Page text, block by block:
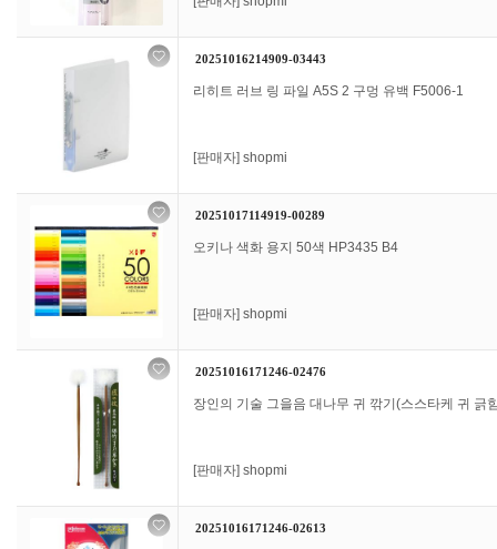
20251016214909-03443
리히트 러브 링 파일 A5S 2 구멍 유백 F5006-1
[판매자] shopmi
20251017114919-00289
오키나 색화 용지 50색 HP3435 B4
[판매자] shopmi
20251016171246-02476
장인의 기술 그을음 대나무 귀 깎기(스스타케 귀 긁
[판매자] shopmi
20251016171246-02613